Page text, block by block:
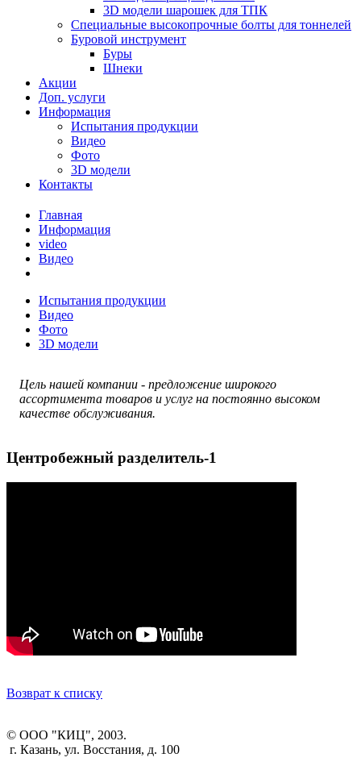
3D модели шарошек для ТПК
Специальные высокопрочные болты для тоннелей
Буровой инструмент
Буры
Шнеки
Акции
Доп. услуги
Информация
Испытания продукции
Видео
Фото
3D модели
Контакты
Главная
Информация
video
Видео
Испытания продукции
Видео
Фото
3D модели
Цель нашей компании - предложение широкого
ассортимента товаров и услуг на постоянно высоком
качестве обслуживания.
Центробежный разделитель-1
Возврат к списку
© ООО "КИЦ", 2003.
г. Казань, ул. Восстания, д. 100